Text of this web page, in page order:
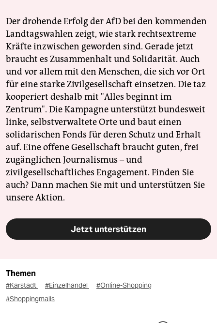
Der drohende Erfolg der AfD bei den kommenden
Landtagswahlen zeigt, wie stark rechtsextreme
Kräfte inzwischen geworden sind. Gerade jetzt
braucht es Zusammenhalt und Solidarität. Auch
und vor allem mit den Menschen, die sich vor Ort
für eine starke Zivilgesellschaft einsetzen. Die taz
kooperiert deshalb mit "Alles beginnt im
Zentrum". Die Kampagne unterstützt bundesweit
linke, selbstverwaltete Orte und baut einen
solidarischen Fonds für deren Schutz und Erhalt
auf. Eine offene Gesellschaft braucht guten, frei
zugänglichen Journalismus – und
zivilgesellschaftliches Engagement. Finden Sie
auch? Dann machen Sie mit und unterstützen Sie
unsere Aktion.
Jetzt unterstützen
Themen
#Karstadt #Einzelhandel
#Online-Shopping
#Shoppingmalls